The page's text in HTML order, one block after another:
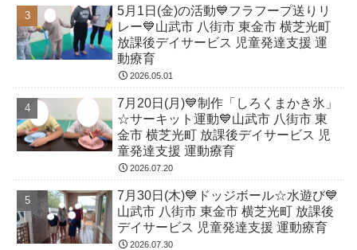
5月1日(金)の活動💙フラフープ送りリ
レー💙山武市 八街市 東金市 横芝光町
放課後デイサービス 児童発達支援 運
動療育
2026.05.01
7月20日(月)💙制作「しろくまかき氷」
☆サーキット運動💙山武市 八街市 東
金市 横芝光町 放課後デイサービス 児
童発達支援 運動療育
2026.07.20
7月30日(木)💙ドッジボール☆水遊び💙
山武市 八街市 東金市 横芝光町 放課後
デイサービス 児童発達支援 運動療育
2026.07.30